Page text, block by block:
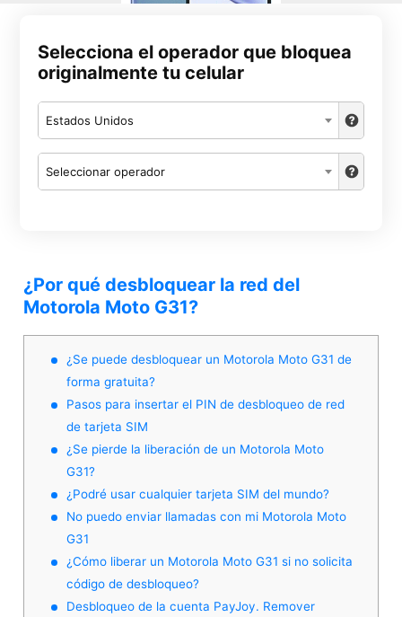
Selecciona el operador que bloquea
originalmente tu celular
Estados Unidos
Seleccionar operador
¿Por qué desbloquear la red del
Motorola Moto G31?
¿Se puede desbloquear un Motorola Moto G31 de
forma gratuita?
Pasos para insertar el PIN de desbloqueo de red
de tarjeta SIM
¿Se pierde la liberación de un Motorola Moto
G31?
¿Podré usar cualquier tarjeta SIM del mundo?
No puedo enviar llamadas con mi Motorola Moto
G31
¿Cómo liberar un Motorola Moto G31 si no solicita
código de desbloqueo?
Desbloqueo de la cuenta PayJoy. Remover